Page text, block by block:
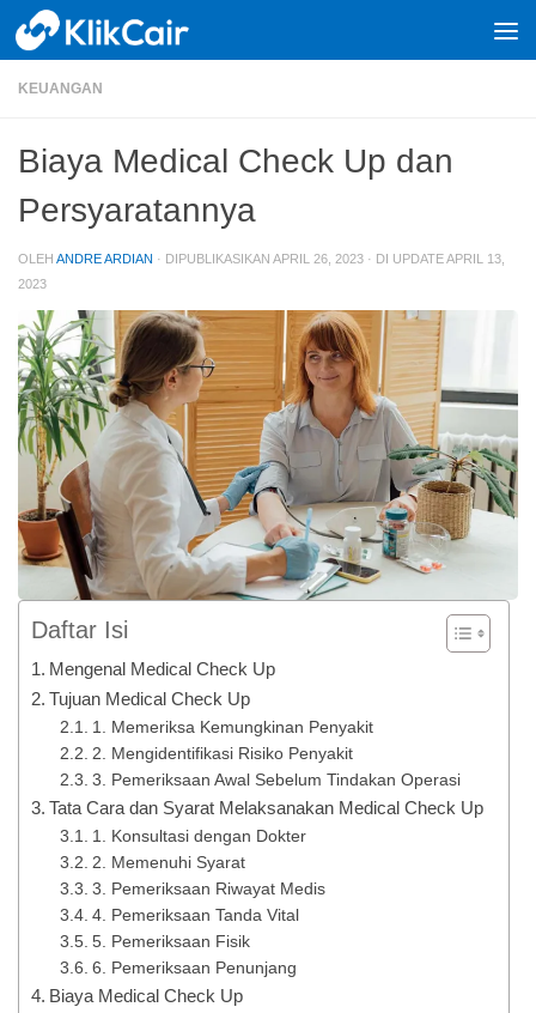
Skip to content
KEUANGAN
Biaya Medical Check Up dan
Persyaratannya
OLEH ANDRE ARDIAN · DIPUBLIKASIKAN APRIL 26, 2023 · DI UPDATEAPRIL 13,
2023
Daftar Isi
Mengenal Medical Check Up
Tujuan Medical Check Up
1. Memeriksa Kemungkinan Penyakit
2. Mengidentifikasi Risiko Penyakit
3. Pemeriksaan Awal Sebelum Tindakan Operasi
Tata Cara dan Syarat Melaksanakan Medical Check Up
1. Konsultasi dengan Dokter
2. Memenuhi Syarat
3. Pemeriksaan Riwayat Medis
4. Pemeriksaan Tanda Vital
5. Pemeriksaan Fisik
6. Pemeriksaan Penunjang
Biaya Medical Check Up